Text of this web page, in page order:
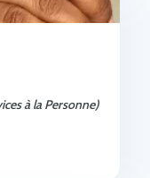
à la Personne)